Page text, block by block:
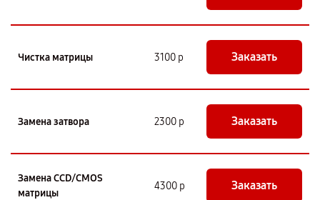
Чистка матрицы 3100 р Заказать
Замена затвора 2300 р Заказать
Замена CCD/CMOS
матрицы
4300 р Заказать